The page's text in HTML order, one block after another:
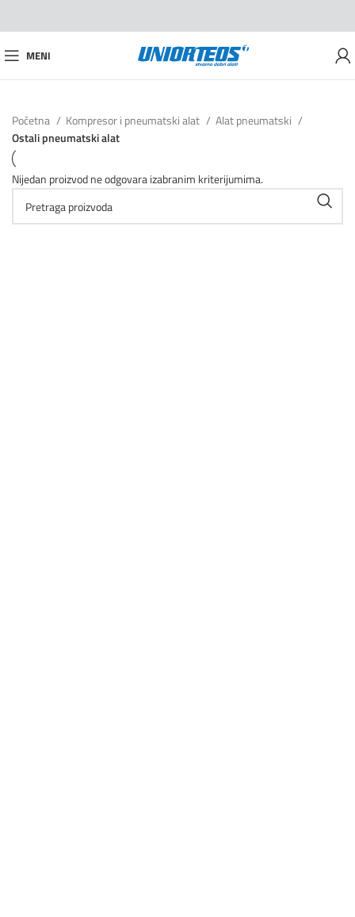
MENI
Početna Kompresor i pneumatski alat
Alat pneumatski
Ostali pneumatski alat
Nijedan proizvod ne odgovara izabranim kriterijumima.